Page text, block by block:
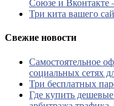
Союзе и
Три кита вашего
Свежие новости
Самостоятельное
социальных сетях
Три бесплатных
Где купить